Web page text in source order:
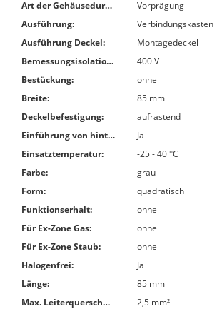
Art der Gehäusedurchführung:
Vorprägung
Ausführung:
Verbindungskasten
Ausführung Deckel:
Montagedeckel
Bemessungsisolationsspannung Ui:
400 V
Bestückung:
ohne
Breite:
85 mm
Deckelbefestigung:
aufrastend
Einführung von hinten:
Ja
Einsatztemperatur:
-25 - 40 °C
Farbe:
grau
Form:
quadratisch
Funktionserhalt:
ohne
Für Ex-Zone Gas:
ohne
Für Ex-Zone Staub:
ohne
Halogenfrei:
Ja
Länge:
85 mm
Max. Leiterquerschnitt:
2,5 mm²